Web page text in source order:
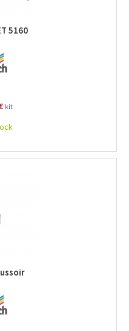
5160
kit